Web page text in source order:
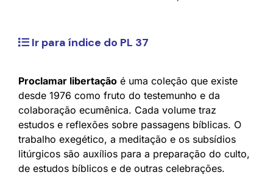
Ir para índice do PL 37
Proclamar libertação é uma coleção que existe
desde 1976 como fruto do testemunho e da
colaboração ecumênica. Cada volume traz
estudos e reflexões sobre passagens bíblicas. O
trabalho exegético, a meditação e os subsídios
litúrgicos são auxílios para a preparação do culto,
de estudos bíblicos e de outras celebrações.